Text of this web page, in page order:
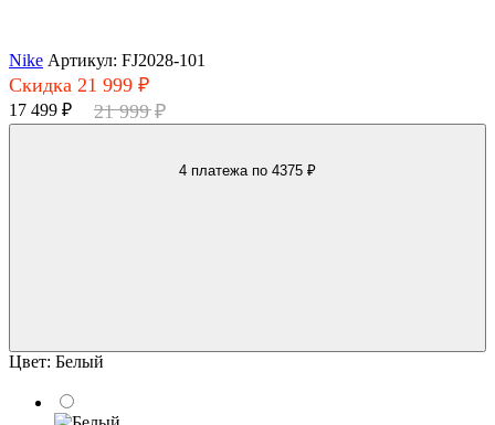
Nike Артикул: FJ2028-101
Скидка 21 999 ₽
17 499 ₽ 21 999 ₽
4 платежа по 4375 ₽
Цвет: Белый